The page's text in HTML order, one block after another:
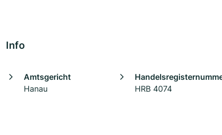
Info
Amtsgericht
Hanau
HRB 4074